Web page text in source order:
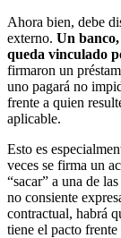
Ahora bien, debe
externo. Un
queda vinculado
firmaron un
uno pagará no
frente a quien
aplicable.
Esto es
veces se firma un
“sacar” a una de
no consiente
contractual, habrá
tiene el pacto frente